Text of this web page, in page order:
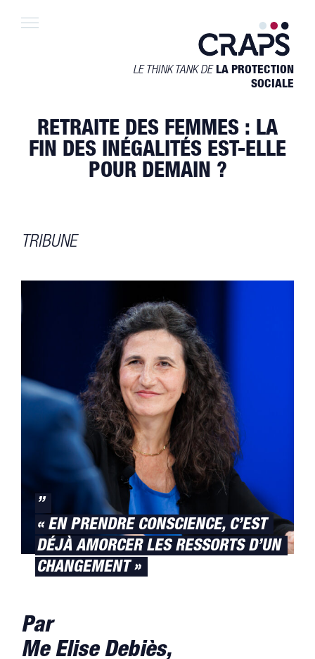
LE THINK TANK DE LA PROTECTION
SOCIALE
RETRAITE DES FEMMES : LA
FIN DES INÉGALITÉS EST-ELLE
POUR DEMAIN ?
TRIBUNE
”
« EN PRENDRE CONSCIENCE, C’EST
DÉJÀ AMORCER LES RESSORTS D’UN
CHANGEMENT »
Par
Me Elise Debiès,